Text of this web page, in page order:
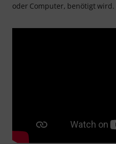
oder Computer, benötigt wird.